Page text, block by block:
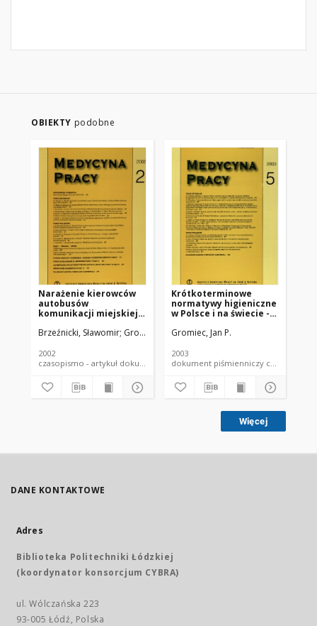
OBIEKTY podobne
Narażenie kierowców
autobusów
komunikacji miejskiej
Brzeźnicki, Sławomir Gromiec, Jan
2002
czasopismo - artykuł dokument piśmienniczy
Krótkoterminowe
normatywy higieniczne
w Polsce i na świecie -
interpretacja i
pomiarów stężenia
chwilowego
Gromiec, Jan P.
2003
dokument piśmienniczy
Więcej
DANE KONTAKTOWE
Adres
Biblioteka Politechniki Łódzkiej
(koordynator konsorcjum CYBRA)
ul. Wólczańska 223
93-005 Łódź, Polska